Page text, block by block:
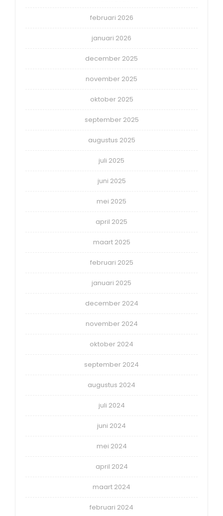
februari 2026
januari 2026
december 2025
november 2025
oktober 2025
september 2025
augustus 2025
juli 2025
juni 2025
mei 2025
april 2025
maart 2025
februari 2025
januari 2025
december 2024
november 2024
oktober 2024
september 2024
augustus 2024
juli 2024
juni 2024
mei 2024
april 2024
maart 2024
februari 2024